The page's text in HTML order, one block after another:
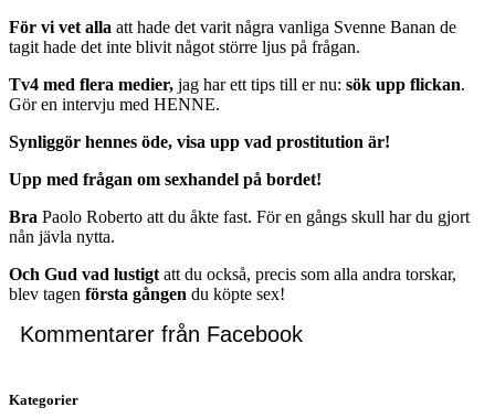
För vi vet alla att hade det varit några vanliga Svenne Banan de
tagit hade det inte blivit något större ljus på frågan.
Tv4 med flera medier, jag har ett tips till er nu: sök upp flickan.
Gör en intervju med HENNE.
Synliggör hennes öde, visa upp vad prostitution är!
Upp med frågan om sexhandel på bordet!
Bra Paolo Roberto att du åkte fast. För en gångs skull har du gjort
nån jävla nytta.
Och Gud vad lustigt att du också, precis som alla andra torskar,
blev tagen första gången du köpte sex!
Kommentarer från Facebook
Kategorier